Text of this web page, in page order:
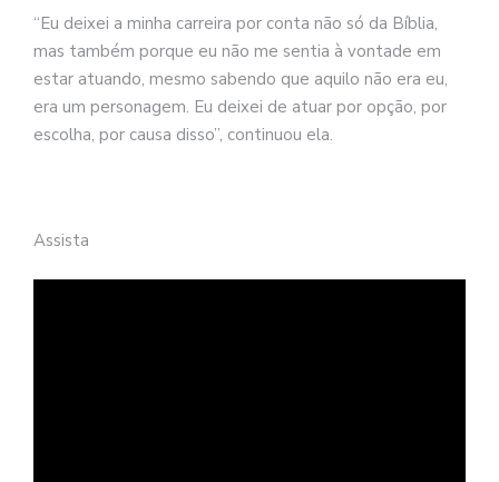
“Eu deixei a minha carreira por conta não só da Bíblia,
mas também porque eu não me sentia à vontade em
estar atuando, mesmo sabendo que aquilo não era eu,
era um personagem. Eu deixei de atuar por opção, por
escolha, por causa disso”, continuou ela.
Assista